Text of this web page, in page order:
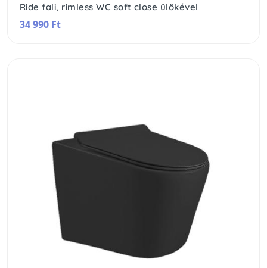
Ride fali, rimless WC soft close ülőkével
34 990 Ft